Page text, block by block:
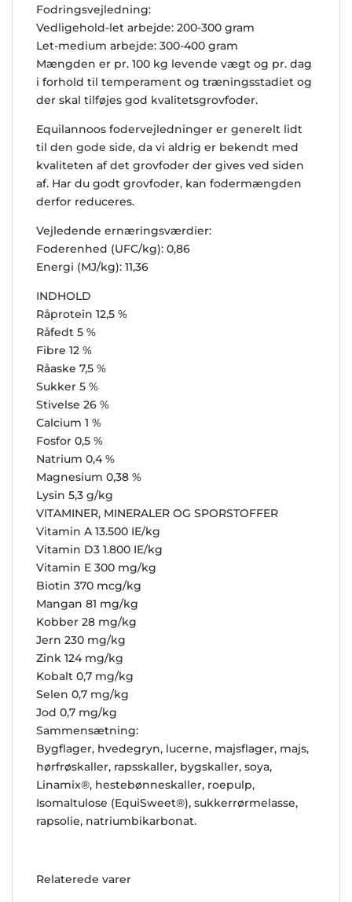
Fodringsvejledning:
Vedligehold-let arbejde: 200-300 gram
Let-medium arbejde: 300-400 gram
Mængden er pr. 100 kg levende vægt og pr. dag
i forhold til temperament og træningsstadiet og
der skal tilføjes god kvalitetsgrovfoder.
Equilannoos fodervejledninger er generelt lidt
til den gode side, da vi aldrig er bekendt med
kvaliteten af det grovfoder der gives ved siden
af. Har du godt grovfoder, kan fodermængden
derfor reduceres.
Vejledende ernæringsværdier:
Foderenhed (UFC/kg): 0,86
Energi (MJ/kg): 11,36
INDHOLD
Råprotein 12,5 %
Råfedt 5 %
Fibre 12 %
Råaske 7,5 %
Sukker 5 %
Stivelse 26 %
Calcium 1 %
Fosfor 0,5 %
Natrium 0,4 %
Magnesium 0,38 %
Lysin 5,3 g/kg
VITAMINER, MINERALER OG SPORSTOFFER
Vitamin A 13.500 IE/kg
Vitamin D3 1.800 IE/kg
Vitamin E 300 mg/kg
Biotin 370 mcg/kg
Mangan 81 mg/kg
Kobber 28 mg/kg
Jern 230 mg/kg
Zink 124 mg/kg
Kobalt 0,7 mg/kg
Selen 0,7 mg/kg
Jod 0,7 mg/kg
Sammensætning:
Bygflager, hvedegryn, lucerne, majsflager, majs,
hørfrøskaller, rapsskaller, bygskaller, soya,
Linamix®, hestebønneskaller, roepulp,
Isomaltulose (EquiSweet®), sukkerrørmelasse,
rapsolie, natriumbikarbonat.
Relaterede varer